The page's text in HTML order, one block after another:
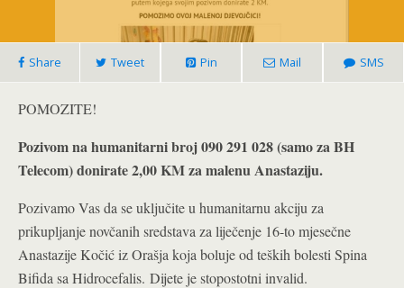
Share Tweet Pin Mail SMS
POMOZITE!
Pozivom na humanitarni broj 090 291 028 (samo za BH
Telecom) donirate 2,00 KM za malenu Anastaziju.
Pozivamo Vas da se uključite u humanitarnu akciju za
prikupljanje novčanih sredstava za liječenje 16-to mjesečne
Anastazije Kočić iz Orašja koja boluje od teških bolesti Spina
Bifida sa Hidrocefalis. Dijete je stopostotni invalid.